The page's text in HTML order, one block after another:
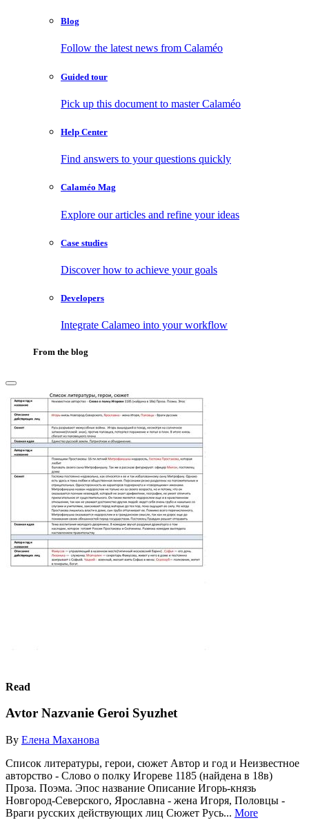
Blog
Follow the latest news from Calaméo
Guided tour
Pick up this document to master Calaméo
Help Center
Find answers to your questions quickly
Calaméo Mag
Explore our articles and refine your ideas
Case studies
Discover how to achieve your goals
Developers
Integrate Calameo into your workflow
From the blog
Read
Avtor Nazvanie Geroi Syuzhet
By Елена Маханова
Список литературы, герои, сюжет Автор и год и Неизвестное
авторство - Слово о полку Игореве 1185 (найдена в 18в)
Проза. Поэма. Эпос название Описание Игорь-князь
Новгород-Северского, Ярославна - жена Игоря, Половцы -
Враги русских действующих лиц Сюжет Русь... More